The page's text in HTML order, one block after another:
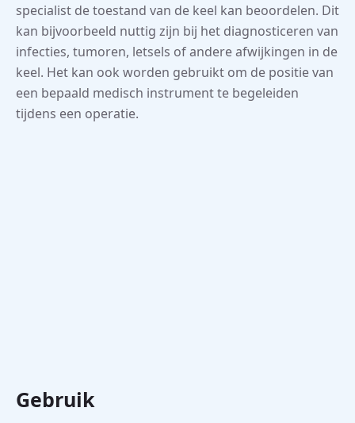
specialist de toestand van de keel kan beoordelen. Dit
kan bijvoorbeeld nuttig zijn bij het diagnosticeren van
infecties, tumoren, letsels of andere afwijkingen in de
keel. Het kan ook worden gebruikt om de positie van
een bepaald medisch instrument te begeleiden
tijdens een operatie.
Gebruik